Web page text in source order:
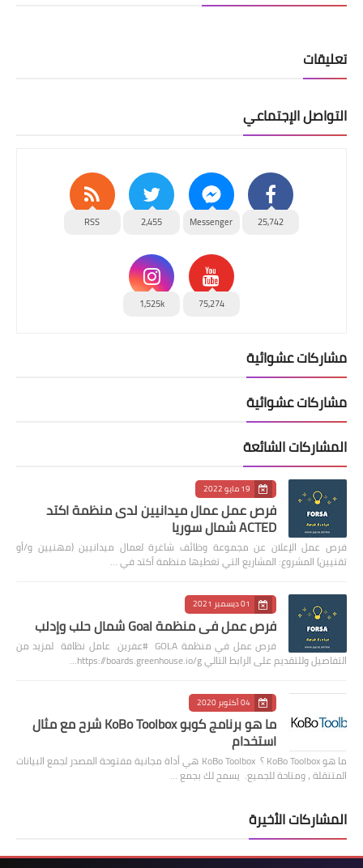
تعليقات
التواصل الإجتماعي
25,742
Messenger
2,455
RSS
75,274
1,525k
مشاركات عشوائية
مشاركات عشوائية
المشاركات الشائعة
19 مايو 2022
فرص عمل عمال ميدانيين لدى منظمة اكتد
ACTED شمال سوريا
فرص عمل الإعلان عن مجموعة وظائف شاغرة لعمال ميدانيين (مهنيين و/أو
تقنيين) المشروع: المشاريع التي تغطيها منظمة أكتد في …
01 ديسمبر 2021
فرص عمل في منظمة Goal شمال حلب وإدلب
فرص عمل في منظمة GOLA #عفرين عامل نظافة لمزيد من
التفاصيل وللتقديم على الرابط التالي https://boards.greenhouse.io/g…
04 أكتوبر 2020
ما هو برنامج كوبو KoBo Toolbox شرح مع مثال
استخدام
ما هو KoBo Toolbox ؟ KoBo Toolbox هي أداة مجانية مفتوحة المصدر لجمع البيانات
المتنقلة ، ومتاحة للجميع. يسمح لك بجمع …
المشاركات الأخيرة